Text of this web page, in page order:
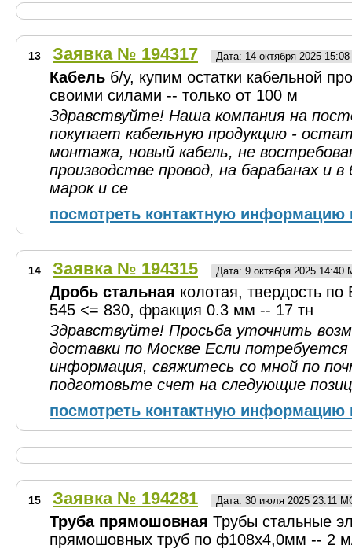
13 Заявка № 194317 Дата: 14 октября 2025
Кабель б/у, купим остатки кабельной
своими силами -- только от 100 м
Здравствуйте! Наша компания на
покупает кабельную продукцию -
монтажа, новый кабель, не
производстве провод, на барабанах и
марок и се
посмотреть контактную информацию
14 Заявка № 194315 Дата: 9 октября 2025 14:40
Дробь стальная колотая, твердость по
545 <= 830, фракция 0.3 мм -- 17 тн
Здравствуйте! Просьба уточнить
доставки по Москве Если
информация, свяжитесь со мной по
подготовьте cчет на следующие
посмотреть контактную информацию
15 Заявка № 194281 Дата: 30 июля 2025 23:11
Труба прямошовная Трубы стальные
прямошовных труб по ф108х4,0мм -- 2